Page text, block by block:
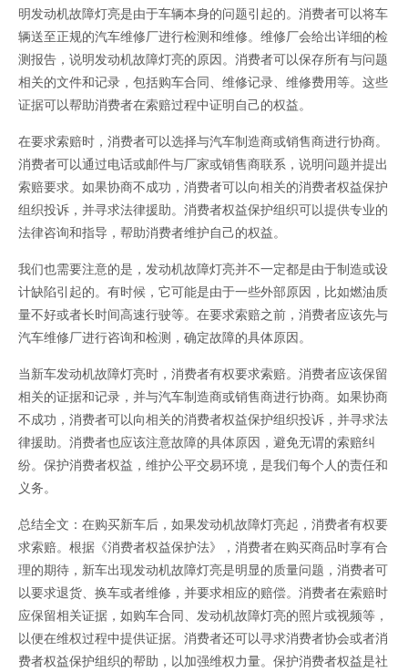
明发动机故障灯亮是由于车辆本身的问题引起的。消费者可以将车
辆送至正规的汽车维修厂进行检测和维修。维修厂会给出详细的检
测报告，说明发动机故障灯亮的原因。消费者可以保存所有与问题
相关的文件和记录，包括购车合同、维修记录、维修费用等。这些
证据可以帮助消费者在索赔过程中证明自己的权益。
在要求索赔时，消费者可以选择与汽车制造商或销售商进行协商。
消费者可以通过电话或邮件与厂家或销售商联系，说明问题并提出
索赔要求。如果协商不成功，消费者可以向相关的消费者权益保护
组织投诉，并寻求法律援助。消费者权益保护组织可以提供专业的
法律咨询和指导，帮助消费者维护自己的权益。
我们也需要注意的是，发动机故障灯亮并不一定都是由于制造或设
计缺陷引起的。有时候，它可能是由于一些外部原因，比如燃油质
量不好或者长时间高速行驶等。在要求索赔之前，消费者应该先与
汽车维修厂进行咨询和检测，确定故障的具体原因。
当新车发动机故障灯亮时，消费者有权要求索赔。消费者应该保留
相关的证据和记录，并与汽车制造商或销售商进行协商。如果协商
不成功，消费者可以向相关的消费者权益保护组织投诉，并寻求法
律援助。消费者也应该注意故障的具体原因，避免无谓的索赔纠
纷。保护消费者权益，维护公平交易环境，是我们每个人的责任和
义务。
总结全文：在购买新车后，如果发动机故障灯亮起，消费者有权要
求索赔。根据《消费者权益保护法》，消费者在购买商品时享有合
理的期待，新车出现发动机故障灯亮是明显的质量问题，消费者可
以要求退货、换车或者维修，并要求相应的赔偿。消费者在索赔时
应保留相关证据，如购车合同、发动机故障灯亮的照片或视频等，
以便在维权过程中提供证据。消费者还可以寻求消费者协会或者消
费者权益保护组织的帮助，以加强维权力量。保护消费者权益是社